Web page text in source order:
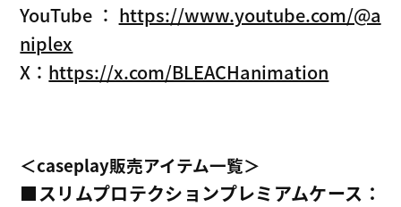
YouTube： https://www.youtube.com/@a
niplex
X： https://x.com/BLEACHanimation
＜caseplay販売アイテム一覧＞
■スリムプロテクションプレミアムケース：